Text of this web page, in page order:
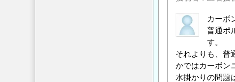
カーボ
普通ポ
す。
それよりも、普
かではカーボン
水掛かりの問題